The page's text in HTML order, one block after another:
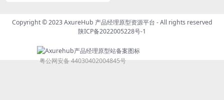
Copyright © 2023AxureHub 产品经理原型资源平台 - All rights reserved
陕ICP备2022005228号-1
粤公网安备 44030402004845号